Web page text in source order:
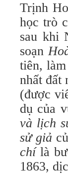
Trịnh
học trò
sau khi
soạn
tiên,
nhất đất
(được
dụ của
và lịch
sử giả
chí là
1863,